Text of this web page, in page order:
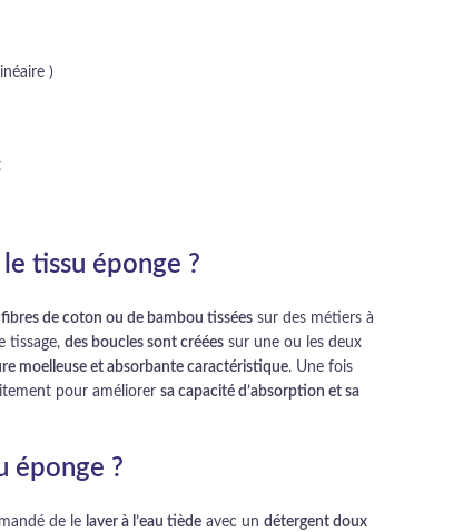
)
tissu éponge ?
de coton ou de bambou tissées sur des métiers à
tissage, des boucles sont créées sur une ou les deux
moelleuse et absorbante caractéristique. Une fois
pour améliorer sa capacité d’absorption et sa
éponge ?
de le laver à l’eau tiède avec un détergent doux